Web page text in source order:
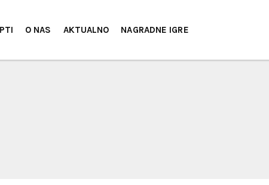
O NAS AKTUALNO NAGRADNE IGRE